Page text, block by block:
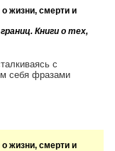
жизни, смерти и
Книги о тех,
с
себя фразами
жизни, смерти и